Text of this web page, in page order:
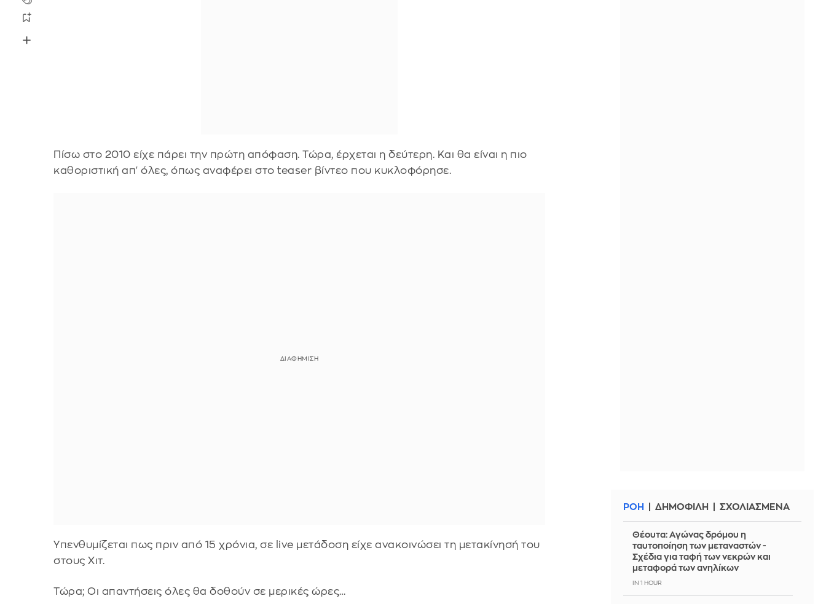
Πίσω στο 2010 είχε πάρει την πρώτη απόφαση. Τώρα, έρχεται η δεύτερη. Και θα είναι η πιο
καθοριστική απ' όλες, όπως αναφέρει στο teaser βίντεο που κυκλοφόρησε.
Υπενθυμίζεται πως πριν από 15 χρόνια, σε live μετάδοση είχε ανακοινώσει τη μετακίνησή του
στους Χιτ.
Τώρα; Οι απαντήσεις όλες θα δοθούν σε μερικές ώρες…
ΡΟΗ ΔΗΜΟΦΙΛΗ ΣΧΟΛΙΑΣΜΕΝΑ
Θέουτα: Αγώνας δρόμου η
ταυτοποίηση των μεταναστών -
Σχέδια για ταφή των νεκρών και
μεταφορά των ανηλίκων
IN 1 HOUR